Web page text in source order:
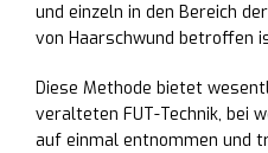
und einzeln in den Bereich
von Haarschwund betroffen
Diese Methode bietet
veralteten FUT-Technik, bei
auf einmal entnommen und